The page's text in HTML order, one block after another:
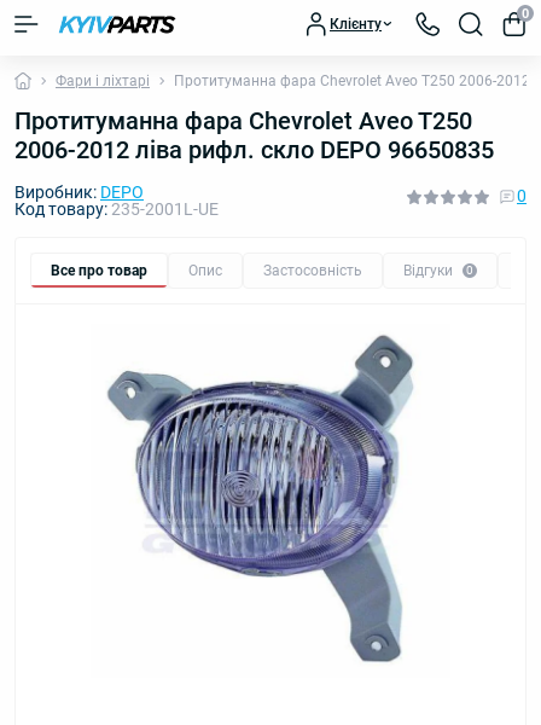
Клієнту
0
Фари і ліхтарі Протитуманна фара Chevrolet Aveo T250 2006-2012
Протитуманна фара Chevrolet Aveo T250
2006-2012 ліва рифл. скло DEPO 96650835
Виробник: DEPO
Код товару:235-2001L-UE
0
Все про товар Опис Застосовність Відгуки 0